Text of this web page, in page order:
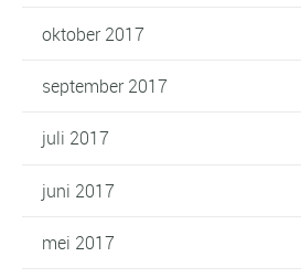
oktober 2017
september 2017
juli 2017
juni 2017
mei 2017